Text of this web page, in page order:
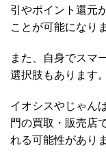
引やポイント還元
ことが可能になりま
また、自身でスマ
選択肢もあります。
イオシスやじゃん
門の買取・販売店
れる可能性がありま